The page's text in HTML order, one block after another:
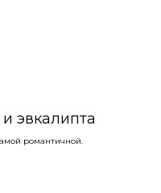
эвкалипта
романтичной.